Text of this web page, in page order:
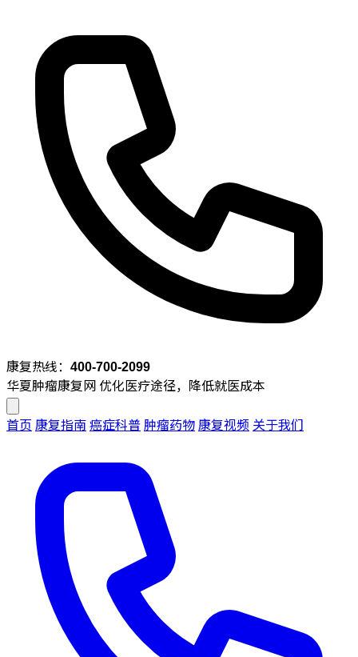
康复热线： 400-700-2099
华夏肿瘤康复网 优化医疗途径，降低就医成本
首页 康复指南癌症科普肿瘤药物康复视频 关于我们